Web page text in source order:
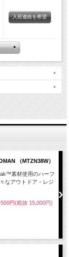
入荷連絡を希望
（MTZN38W）
素材使用のハーフ
なアウトドア・レジ
円(税抜 15,000円)